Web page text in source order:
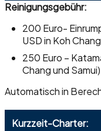
Reinigungsgebühr:
200 Euro-
USD in Koh
250 Euro –
Chang und Samui)
Automatisch in
Kurzzeit-Charter: